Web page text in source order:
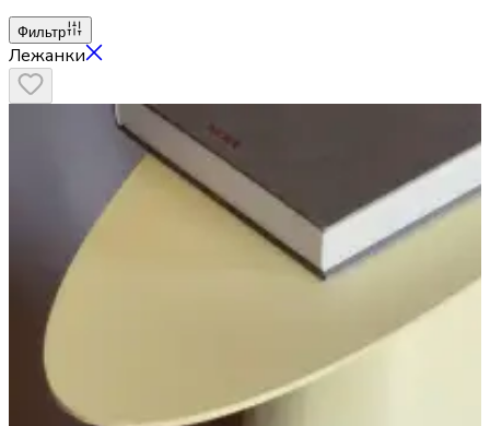
Фильтр
Лежанки